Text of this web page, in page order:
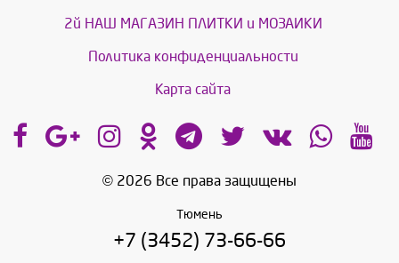
2й НАШ МАГАЗИН ПЛИТКИ и МОЗАИКИ
Политика конфиденциальности
Карта сайта
© 2026 Все права защищены
Тюмень
+7 (3452) 73-66-66